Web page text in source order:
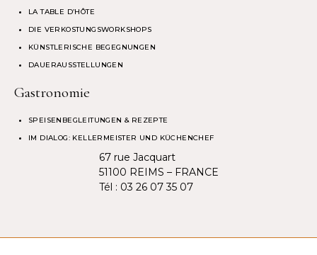
LA TABLE D’HÔTE
DIE VERKOSTUNGSWORKSHOPS
KÜNSTLERISCHE BEGEGNUNGEN
DAUERAUSSTELLUNGEN
Gastronomie
SPEISENBEGLEITUNGEN & REZEPTE
IM DIALOG: KELLERMEISTER UND KÜCHENCHEF
67 rue Jacquart
51100 REIMS – FRANCE
Tél : 03 26 07 35 07